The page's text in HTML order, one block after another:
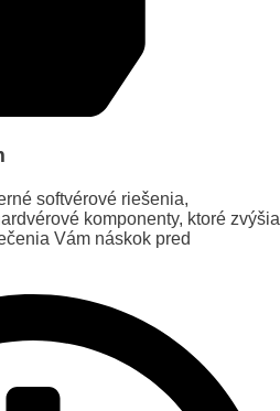
softvérové riešenia,
komponenty, ktoré zvýšia
Vám náskok pred